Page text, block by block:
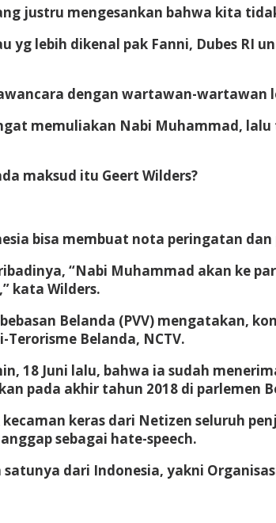
justru mengesankan bahwa kita
yg lebih dikenal pak Fanni, Dubes RI
dengan wartawan-wartawan
memuliakan Nabi Muhammad,
maksud itu Geert Wilders?
bisa membuat nota peringatan dan
“Nabi Muhammad akan ke
kata Wilders.
Belanda (PVV) mengatakan,
Belanda, NCTV.
18 Juni lalu, bahwa ia sudah
pada akhir tahun 2018 di parlemen
keras dari Netizen seluruh
sebagai hate-speech.
dari Indonesia, yakni